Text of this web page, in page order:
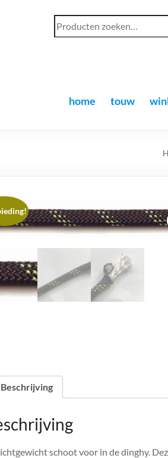
home touw
Beschrijving
schoot voor in de dinghy.